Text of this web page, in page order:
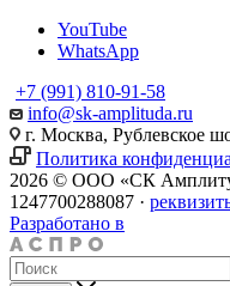
YouTube
WhatsApp
+7 (991) 810-91-58
info@sk-amplituda.ru
г. Москва, Рублевское
Политика
2026 © ООО «СК
1247700288087 ·
Разработано в